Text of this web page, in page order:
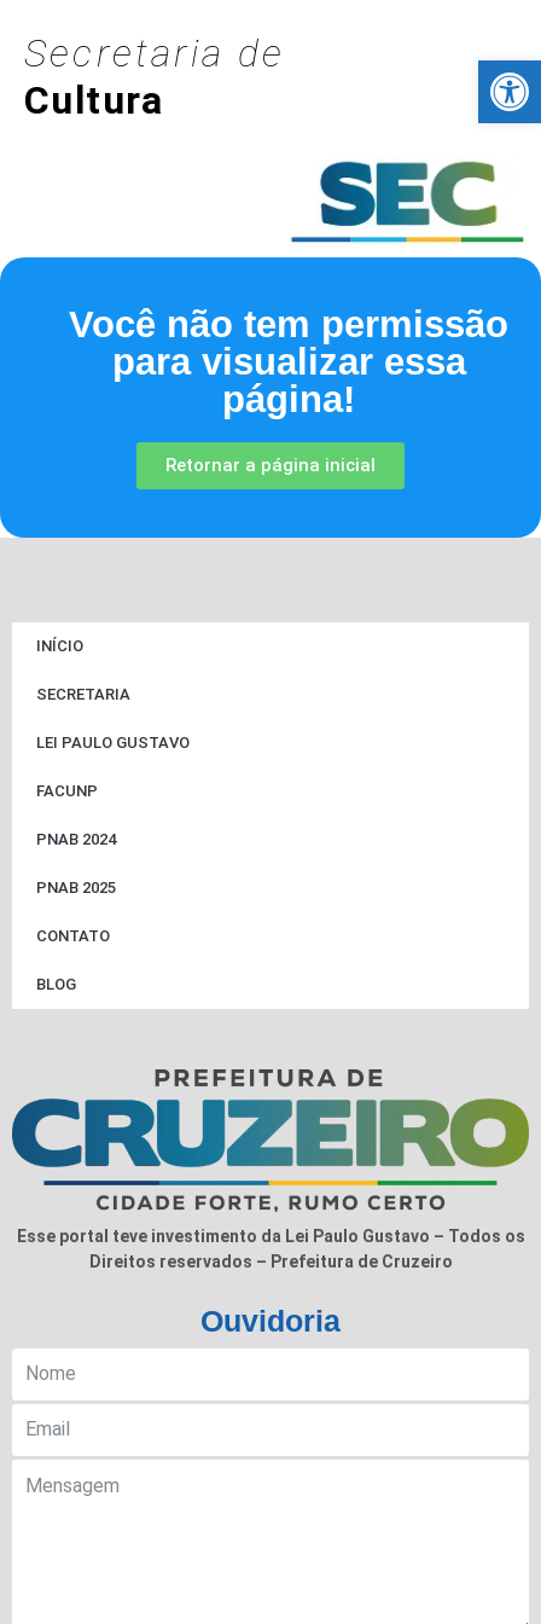
Secretaria de
Cultura
Você não tem permissão
para visualizar essa
página!
Retornar a página inicial
INÍCIO
SECRETARIA
LEI PAULO GUSTAVO
FACUNP
PNAB 2024
PNAB 2025
CONTATO
BLOG
Esse portal teve investimento da Lei Paulo Gustavo – Todos os
Direitos reservados – Prefeitura de Cruzeiro
Ouvidoria
Barra de